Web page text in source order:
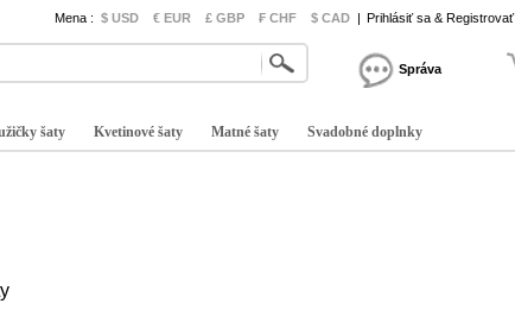
Mena : $ USD € EUR £ GBP ₣ CHF $ CAD | Prihlásiť sa & Registrovať
Správa
šaty Kvetinové šaty Matné šaty Svadobné doplnky